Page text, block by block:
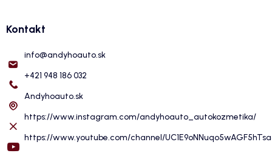
Kontakt
info@andyhoauto.sk
+421 948 186 032
Andyhoauto.sk
https://www.instagram.com/andyhoauto_autokozmetika/
https://www.youtube.com/channel/